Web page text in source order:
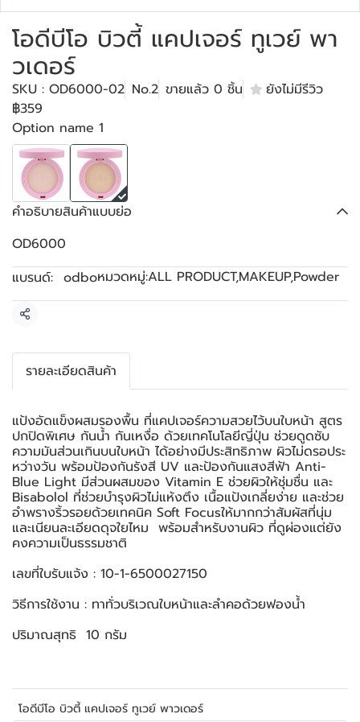
โอดีบีโอ บิวตี้ แคปเจอร์ ทูเวย์ พา
วเดอร์
SKU : OD6000-02 No.2 ขายแล้ว 0 ชิ้น
ยังไม่มีรีวิว
฿359
Option name 1
คำอธิบายสินค้าแบบย่อ
OD6000
แบรนด์: odboหมวดหมู่:ALL PRODUCT,MAKEUP,Powder
แชร์
รายละเอียดสินค้า
แป้งอัดแข็งผสมรองพื้น ที่แคปเจอร์ความสวยไว้บนใบหน้า สูตร
ปกปิดพิเศษ กันน้ำ กันเหงื่อ ด้วยเทคโนโลยีญี่ปุ่น ช่วยดูดซับ
ความมันส่วนเกินบนใบหน้า ได้อย่างมีประสิทธิภาพ ผิวไม่ดรอประ
หว่างวัน พร้อมป้องกันรังสี UV และป้องกันแสงสีฟ้า Anti-
Blue Light มีส่วนผสมของ Vitamin E ช่วยผิวให้ชุ่มชื่น และ
Bisabolol ที่ช่วยบำรุงผิวไม่แห้งตึง เนื้อแป้งเกลี่ยง่าย และช่วย
อำพรางริ้วรอยด้วยเทคนิค Soft Focusให้มากกว่าสัมผัสที่นุ่ม
และเนียนละเอียดดุจใยไหม พร้อมสำหรับงานผิว ที่ดูผ่องแต่ยัง
คงความเป็นธรรมชาติ
เลขที่ใบรับแจ้ง : 10-1-6500027150
วิธีการใช้งาน : ทาทั่วบริเวณใบหน้าและลำคอด้วยฟองน้ำ
ปริมาณสุทธิ 10 กรัม
โอดีบีโอ บิวตี้ แคปเจอร์ ทูเวย์ พาวเดอร์